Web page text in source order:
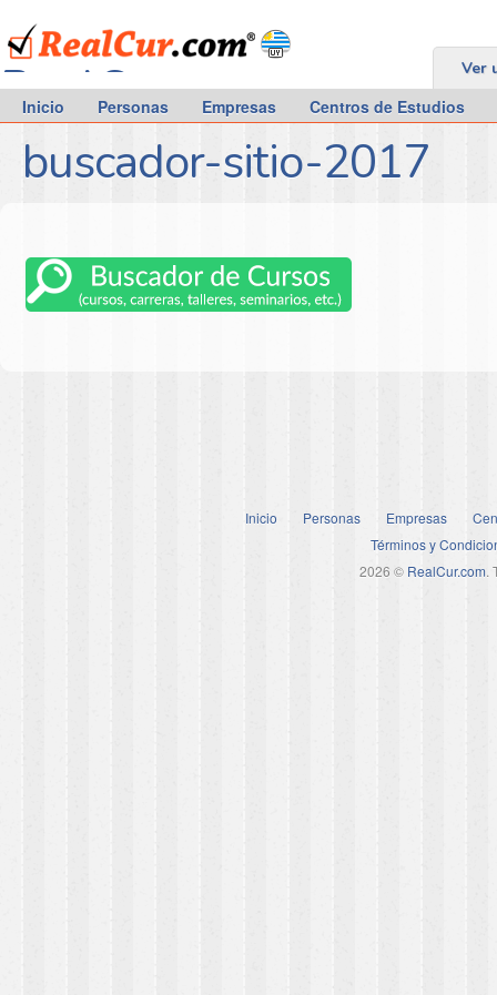
RealCur.com Ver
Inicio Personas Empresas Centros de Estudios
buscador-sitio-2017
Inicio Personas Empresas
Términos y
2026 © RealCur.com.